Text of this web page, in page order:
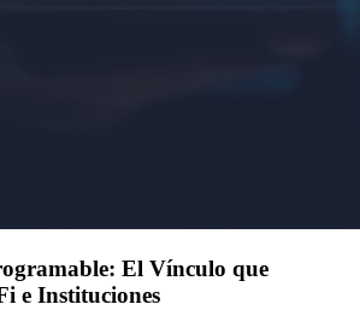
El Vínculo que
e Instituciones